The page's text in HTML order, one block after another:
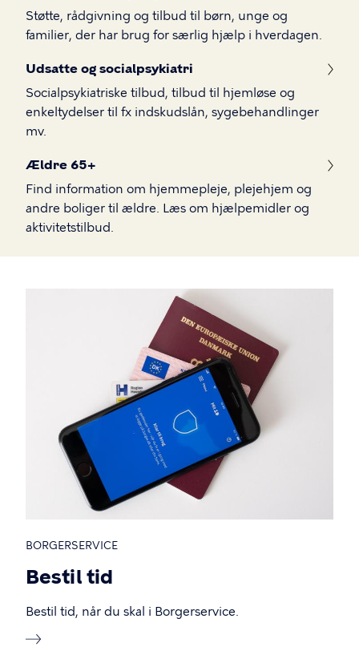
Støtte, rådgivning og tilbud til børn, unge og
familier, der har brug for særlig hjælp i hverdagen.
Udsatte og socialpsykiatri
Socialpsykiatriske tilbud, tilbud til hjemløse og
enkeltydelser til fx indskudslån, sygebehandlinger
mv.
Ældre 65+
Find information om hjemmepleje, plejehjem og
andre boliger til ældre. Læs om hjælpemidler og
aktivitetstilbud.
BORGERSERVICE
Bestil tid
Bestil tid, når du skal i Borgerservice.